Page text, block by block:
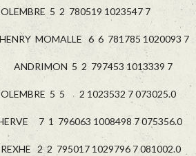
5 2 780519 1023547 7
HENRY MOMALLE 6 6 781785 1020093 7
ANDRIMON 5 2 797453 1013339 7
5 5 2 1023532 7 073025.0
7 1 796063 1008498 7 075356.0
2 2 795017 1029796 7 081002.0